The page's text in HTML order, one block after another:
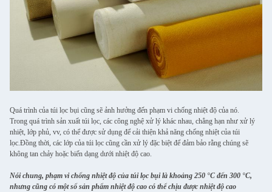
Quá trình của túi lọc bụi cũng sẽ ảnh hưởng đến phạm vi chống nhiệt độ của nó.
Trong quá trình sản xuất túi lọc, các công nghệ xử lý khác nhau, chẳng hạn như xử lý
nhiệt, lớp phủ, vv, có thể được sử dụng để cải thiện khả năng chống nhiệt của túi
lọc.Đồng thời, các lớp của túi lọc cũng cần xử lý đặc biệt để đảm bảo rằng chúng sẽ
không tan chảy hoặc biến dạng dưới nhiệt độ cao.
Nói chung, phạm vi chống nhiệt độ của túi lọc bụi là khoảng 250 °C đến 300 °C,
nhưng cũng có một số sản phẩm nhiệt độ cao có thể chịu được nhiệt độ cao